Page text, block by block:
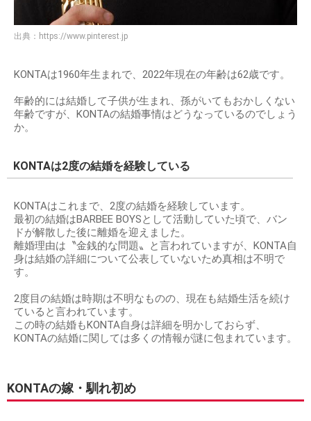
出典： https://www.pinterest.jp
KONTAは1960年生まれで、2022年現在の年齢は62歳です。
年齢的には結婚して子供が生まれ、孫がいてもおかしくない
年齢ですが、KONTAの結婚事情はどうなっているのでしょう
か。
KONTAは2度の結婚を経験している
KONTAはこれまで、2度の結婚を経験しています。
最初の結婚はBARBEE BOYSとして活動していた頃で、バン
ドが解散した後に離婚を迎えました。
離婚理由は〝金銭的な問題〟と言われていますが、KONTA自
身は結婚の詳細について公表していないため真相は不明で
す。
2度目の結婚は時期は不明なものの、現在も結婚生活を続け
ていると言われています。
この時の結婚もKONTA自身は詳細を明かしておらず、
KONTAの結婚に関しては多くの情報が謎に包まれています。
KONTAの嫁・馴れ初め